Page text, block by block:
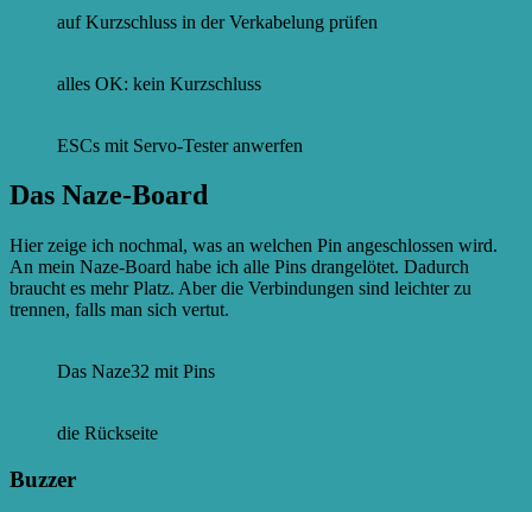
auf Kurzschluss in der Verkabelung prüfen
alles OK: kein Kurzschluss
ESCs mit Servo-Tester anwerfen
Das Naze-Board
Hier zeige ich nochmal, was an welchen Pin angeschlossen wird.
An mein Naze-Board habe ich alle Pins drangelötet. Dadurch
braucht es mehr Platz. Aber die Verbindungen sind leichter zu
trennen, falls man sich vertut.
Das Naze32 mit Pins
die Rückseite
Buzzer